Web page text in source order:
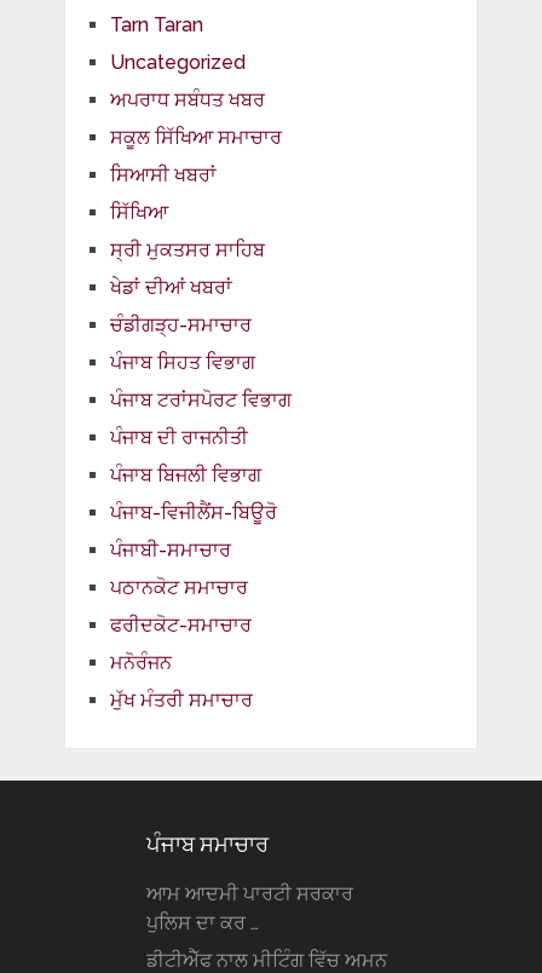
Tarn Taran
Uncategorized
ਅਪਰਾਧ ਸਬੰਧਤ ਖਬਰ
ਸਕੂਲ ਸਿੱਖਿਆ ਸਮਾਚਾਰ
ਸਿਆਸੀ ਖਬਰਾਂ
ਸਿੱਖਿਆ
ਸ੍ਰੀ ਮੁਕਤਸਰ ਸਾਹਿਬ
ਖੇਡਾਂ ਦੀਆਂ ਖਬਰਾਂ
ਚੰਡੀਗੜ੍ਹ-ਸਮਾਚਾਰ
ਪੰਜਾਬ ਸਿਹਤ ਵਿਭਾਗ
ਪੰਜਾਬ ਟਰਾਂਸਪੋਰਟ ਵਿਭਾਗ
ਪੰਜਾਬ ਦੀ ਰਾਜਨੀਤੀ
ਪੰਜਾਬ ਬਿਜਲੀ ਵਿਭਾਗ
ਪੰਜਾਬ-ਵਿਜੀਲੈਂਸ-ਬਿਊਰੋ
ਪੰਜਾਬੀ-ਸਮਾਚਾਰ
ਪਠਾਨਕੋਟ ਸਮਾਚਾਰ
ਫਰੀਦਕੋਟ-ਸਮਾਚਾਰ
ਮਨੋਰੰਜਨ
ਮੁੱਖ ਮੰਤਰੀ ਸਮਾਚਾਰ
ਪੰਜਾਬ ਸਮਾਚਾਰ
ਆਮ ਆਦਮੀ ਪਾਰਟੀ ਸਰਕਾਰ
ਪੁਲਿਸ ਦਾ ਕਰ …
ਡੀਟੀਐੱਫ ਨਾਲ ਮੀਟਿੰਗ ਵਿੱਚ ਅਮਨ